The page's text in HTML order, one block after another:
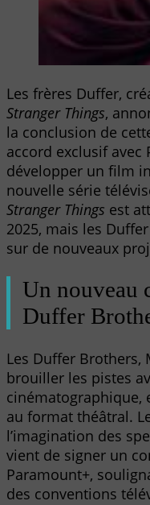
Les frères Duffer,
Stranger Things,
la conclusion de
accord exclusif avec
développer un film
nouvelle série
Stranger Things est
2025, mais les
sur de nouveaux
Un nouveau
Duffer
Les Duffer Brothers,
brouiller les pistes
cinématographique,
au format théâtral.
l’imagination des
vient de signer un
Paramount+,
des conventions